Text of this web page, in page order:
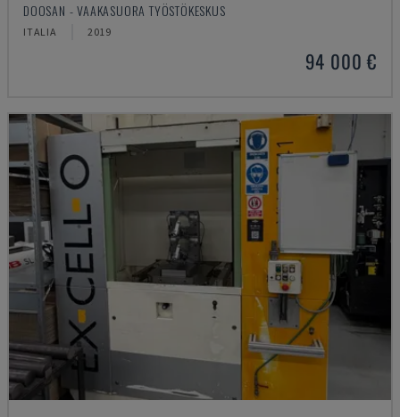
DOOSAN - VAAKASUORA TYÖSTÖKESKUS
ITALIA 2019
94 000 €